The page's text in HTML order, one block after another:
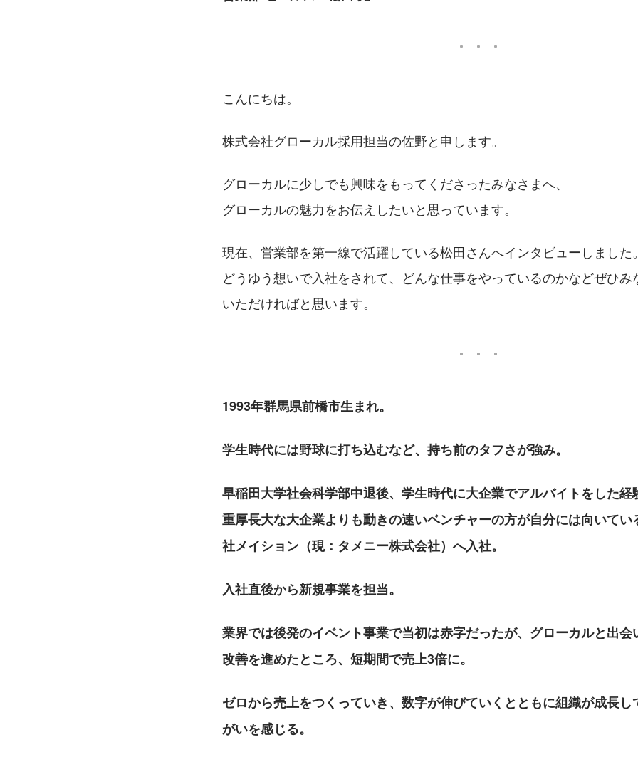
こんにちは。
株式会社グローカル採用担当の佐野と申します。
グローカルに少しでも興味をもってくださったみなさまへ、
グローカルの魅力をお伝えしたいと思っています。
現在、営業部を第一線で活躍している松田さんへインタビューしました
どうゆう想いで入社をされて、どんな仕事をやっているのかなどぜひ
いただければと思います。
1993年群馬県前橋市生まれ。
学生時代には野球に打ち込むなど、持ち前のタフさが強み。
早稲田大学社会科学部中退後、学生時代に大企業でアルバイトをした経
重厚長大な大企業よりも動きの速いベンチャーの方が自分には向いてい
社メイション（現：タメニー株式会社）へ入社。
入社直後から新規事業を担当。
業界では後発のイベント事業で当初は赤字だったが、グローカルと出会
改善を進めたところ、短期間で売上3倍に。
ゼロから売上をつくっていき、数字が伸びていくとともに組織が成長し
がいを感じる。